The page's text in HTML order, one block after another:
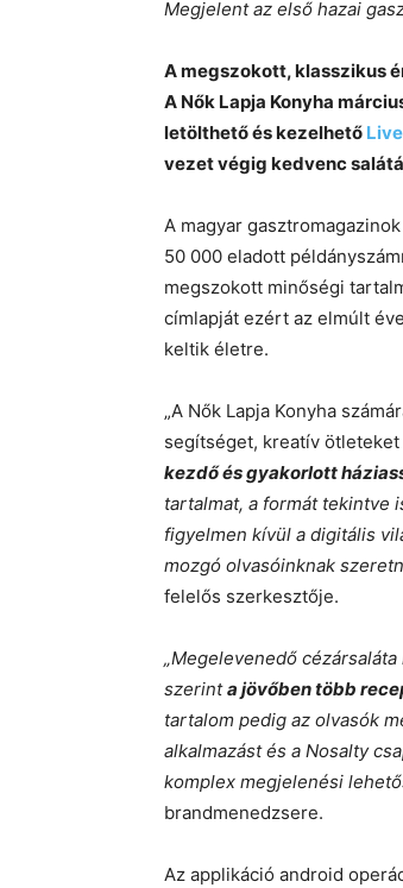
Megjelent az első hazai
A megszokott, klasszikus
A Nők Lapja Konyha
letölthető és kezelhető
vezet végig kedvenc
A magyar
50 000 eladott
megszokott minőségi
címlapját ezért az elmúlt
keltik életre.
„A Nők Lapja Konyha
segítséget, kreatív
kezdő és gyakorlott
tartalmat, a formát tekintve
figyelmen kívül a digitális
mozgó olvasóinknak
felelős szerkesztője.
„Megelevenedő
szerinta jövőben több
tartalom pedig az olvasók
alkalmazást és a Nosalty
komplex megjelenési
brandmenedzsere.
Az applikáció android